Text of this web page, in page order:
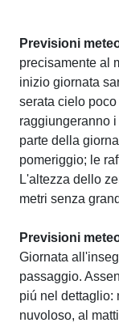
Previsioni
precisamente al
inizio giornata
serata cielo
raggiungeranno
parte della
pomeriggio; le
L'altezza dello
metri senza
Previsioni
Giornata
passaggio.
piú nel dettaglio:
nuvoloso, al